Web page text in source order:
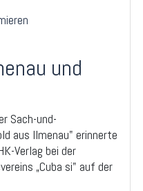
und
Sach-und-
aus Ilmenau" erinnerte
Verlag bei der
„Cuba si" auf der